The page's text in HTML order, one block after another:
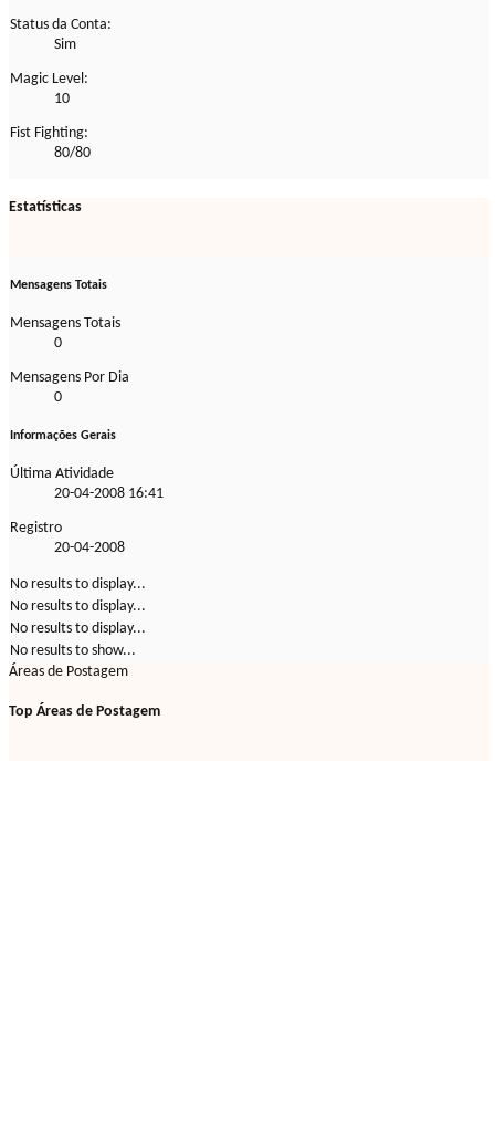
Status da Conta:
Sim
Magic Level:
10
Fist Fighting:
80/80
Estatísticas
Mensagens Totais
Mensagens Totais
0
Mensagens Por Dia
0
Informações Gerais
Última Atividade
20-04-2008 16:41
Registro
20-04-2008
No results to display...
No results to display...
No results to display...
No results to show...
Áreas de Postagem
Top Áreas de Postagem